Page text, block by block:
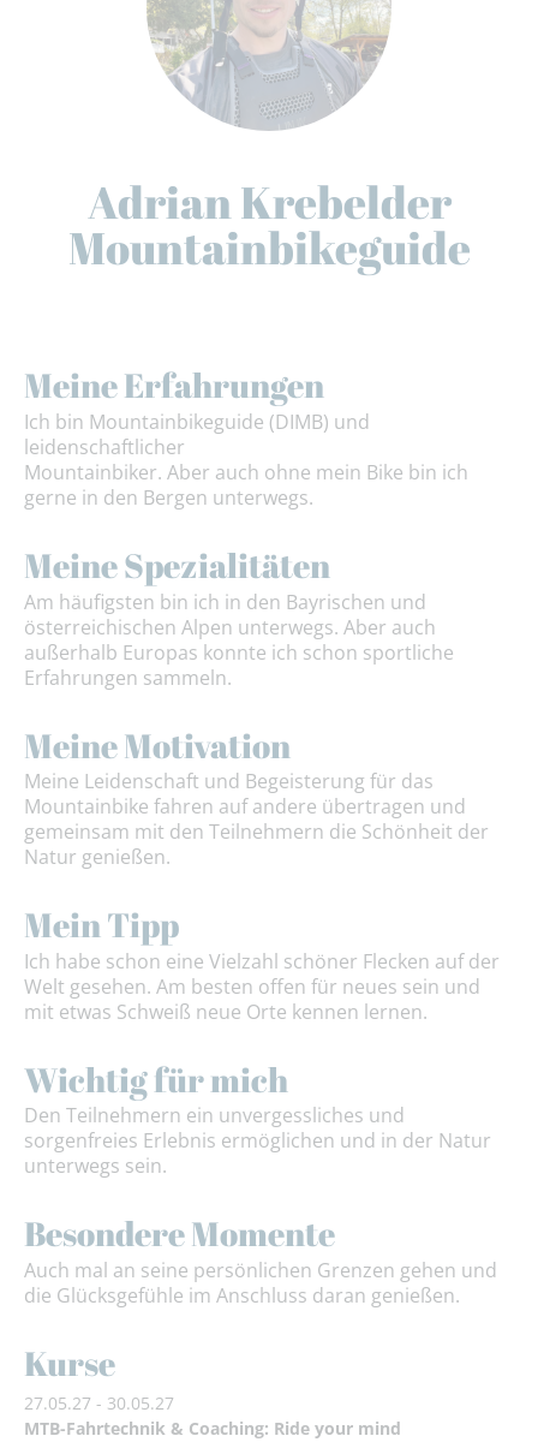
Adrian Krebelder
Mountainbikeguide
Meine Erfahrungen
Ich bin Mountainbikeguide (DIMB) und
leidenschaftlicher
Mountainbiker. Aber auch ohne mein Bike bin ich
gerne in den Bergen unterwegs.
Meine Spezialitäten
Am häufigsten bin ich in den Bayrischen und
österreichischen Alpen unterwegs. Aber auch
außerhalb Europas konnte ich schon sportliche
Erfahrungen sammeln.
Meine Motivation
Meine Leidenschaft und Begeisterung für das
Mountainbike fahren auf andere übertragen und
gemeinsam mit den Teilnehmern die Schönheit der
Natur genießen.
Mein Tipp
Ich habe schon eine Vielzahl schöner Flecken auf der
Welt gesehen. Am besten offen für neues sein und
mit etwas Schweiß neue Orte kennen lernen.
Wichtig für mich
Den Teilnehmern ein unvergessliches und
sorgenfreies Erlebnis ermöglichen und in der Natur
unterwegs sein.
Besondere Momente
Auch mal an seine persönlichen Grenzen gehen und
die Glücksgefühle im Anschluss daran genießen.
Kurse
27.05.27 - 30.05.27
MTB-Fahrtechnik & Coaching: Ride your mind